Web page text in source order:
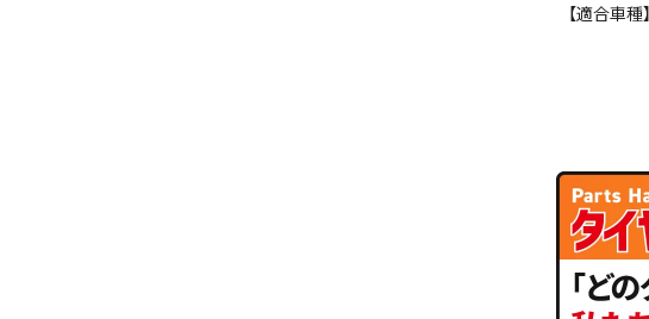
【適合車種】